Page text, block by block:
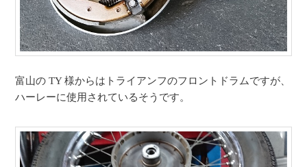
富山の TY 様からはトライアンフのフロントドラムですが、
ハーレーに使用されているそうです。